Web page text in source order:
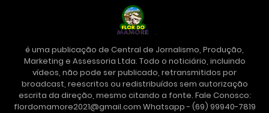
é uma publicação de Central de Jornalismo, Produção,
Marketing e Assessoria Ltda. Todo o noticiário, incluindo
vídeos, não pode ser publicado, retransmitidos por
broadcast, reescritos ou redistribuídos sem autorização
escrita da direção, mesmo citando a fonte. Fale Conosco:
flordomamore2021@gmail.com Whatsapp - (69) 99940-7819